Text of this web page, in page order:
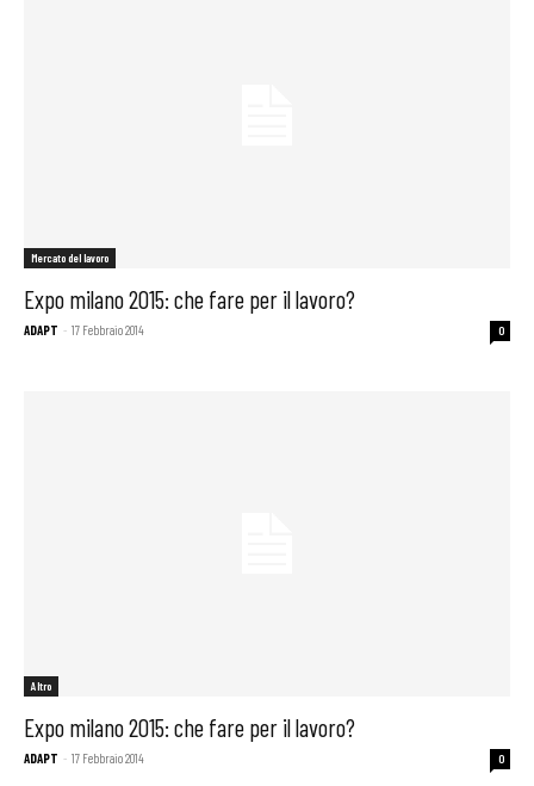
Mercato del lavoro
Expo milano 2015: che fare per il lavoro?
ADAPT - 17 Febbraio 2014 0
Altro
Expo milano 2015: che fare per il lavoro?
ADAPT - 17 Febbraio 2014 0